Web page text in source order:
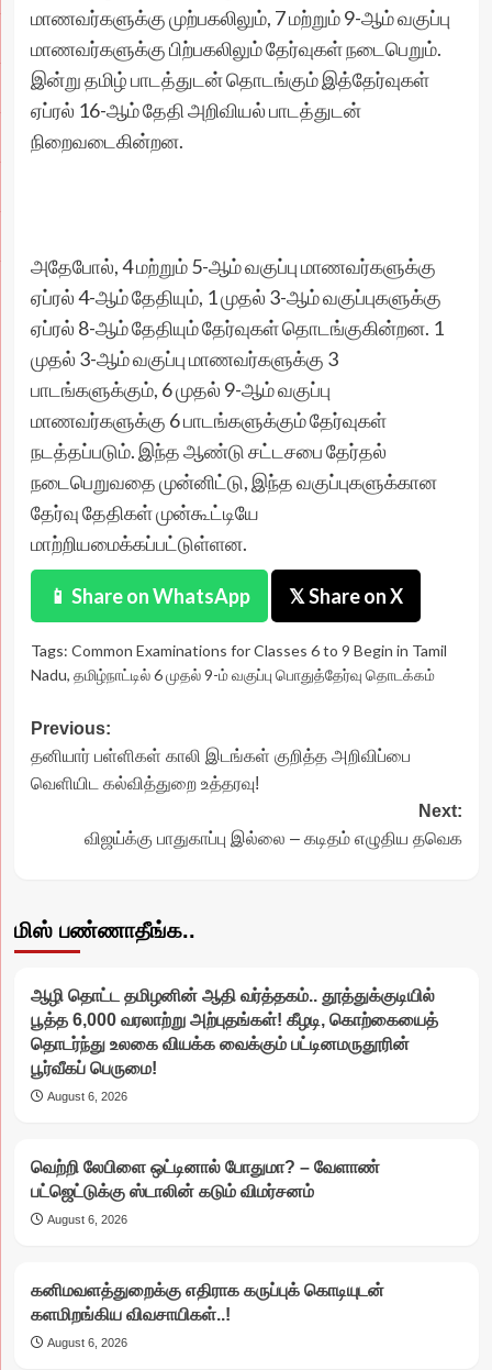
மாணவர்களுக்கு முற்பகலிலும், 7 மற்றும் 9-ஆம் வகுப்பு
மாணவர்களுக்கு பிற்பகலிலும் தேர்வுகள் நடைபெறும்.
இன்று தமிழ் பாடத்துடன் தொடங்கும் இத்தேர்வுகள்
ஏப்ரல் 16-ஆம் தேதி அறிவியல் பாடத்துடன்
நிறைவடைகின்றன.
அதேபோல், 4 மற்றும் 5-ஆம் வகுப்பு மாணவர்களுக்கு
ஏப்ரல் 4-ஆம் தேதியும், 1 முதல் 3-ஆம் வகுப்புகளுக்கு
ஏப்ரல் 8-ஆம் தேதியும் தேர்வுகள் தொடங்குகின்றன. 1
முதல் 3-ஆம் வகுப்பு மாணவர்களுக்கு 3
பாடங்களுக்கும், 6 முதல் 9-ஆம் வகுப்பு
மாணவர்களுக்கு 6 பாடங்களுக்கும் தேர்வுகள்
நடத்தப்படும். இந்த ஆண்டு சட்டசபை தேர்தல்
நடைபெறுவதை முன்னிட்டு, இந்த வகுப்புகளுக்கான
தேர்வு தேதிகள் முன்கூட்டியே
மாற்றியமைக்கப்பட்டுள்ளன.
📱 Share on WhatsApp 𝕏 Share on X
Tags: Common Examinations for Classes 6 to 9 Begin in Tamil
Nadu, தமிழ்நாட்டில் 6 முதல் 9-ம் வகுப்பு பொதுத்தேர்வு தொடக்கம்
Post
navigation
Previous:
தனியார் பள்ளிகள் காலி இடங்கள் குறித்த அறிவிப்பை
வெளியிட கல்வித்துறை உத்தரவு!
Next:
விஜய்க்கு பாதுகாப்பு இல்லை – கடிதம் எழுதிய தவெக
மிஸ் பண்ணாதீங்க..
ஆழி தொட்ட தமிழனின் ஆதி வர்த்தகம்.. தூத்துக்குடியில்
பூத்த 6,000 வரலாற்று அற்புதங்கள்! கீழடி, கொற்கையைத்
தொடர்ந்து உலகை வியக்க வைக்கும் பட்டினமருதூரின்
பூர்வீகப் பெருமை!
August 6, 2026
வெற்றி லேபிளை ஒட்டினால் போதுமா? – வேளாண்
பட்ஜெட்டுக்கு ஸ்டாலின் கடும் விமர்சனம்
August 6, 2026
கனிமவளத்துறைக்கு எதிராக கருப்புக் கொடியுடன்
களமிறங்கிய விவசாயிகள்..!
August 6, 2026